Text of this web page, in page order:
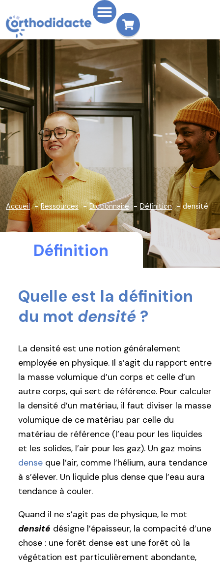
Accueil Ressources Dictionnaire Définition densité
Définition
Quelle est la définition
du mot densité ?
La densité est une notion généralement
employée en physique. Il s’agit du rapport entre
la masse volumique d’un corps et celle d’un
autre corps, qui sert de référence. Pour calculer
la densité d’un matériau, il faut diviser la masse
volumique de ce matériau par celle du
matériau de référence (l’eau pour les liquides
et les solides, l’air pour les gaz). Un gaz moins
dense que l’air, comme l’hélium, aura tendance
à s’élever. Un liquide plus dense que l’eau aura
tendance à couler.
Quand il ne s’agit pas de physique, le mot
densité désigne l’épaisseur, la compacité d’une
chose : une forêt dense est une forêt où la
végétation est particulièrement abondante,